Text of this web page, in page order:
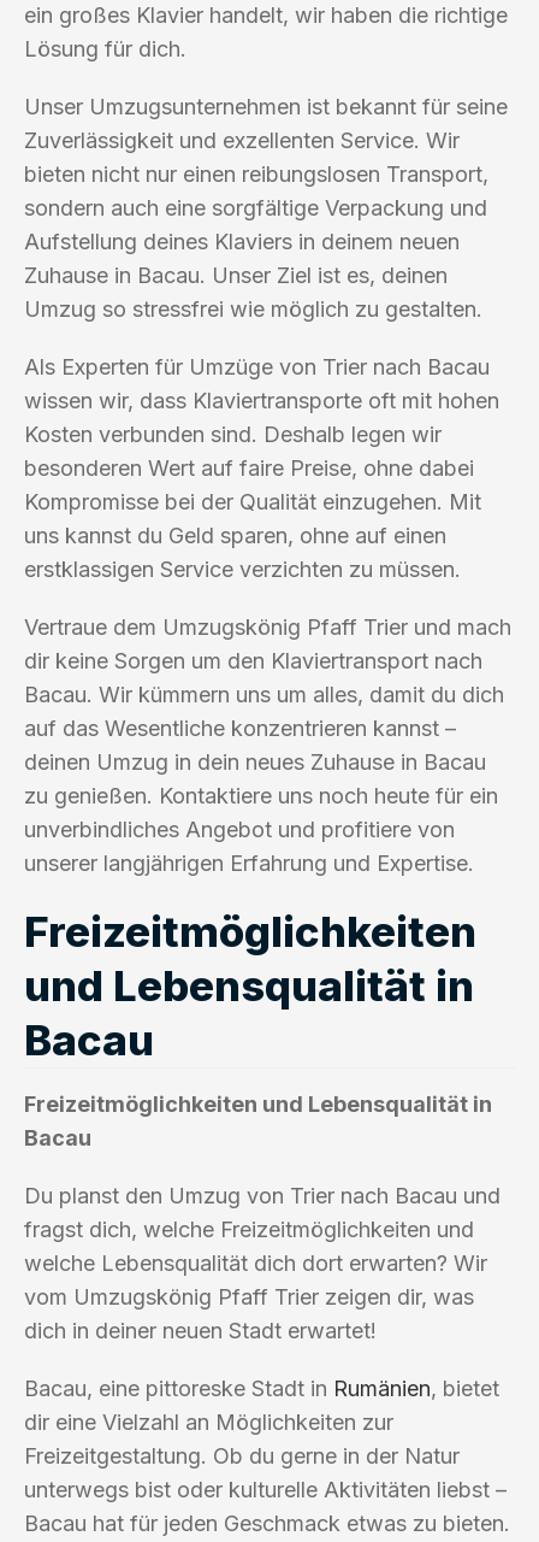
ein großes Klavier handelt, wir haben die richtige
Lösung für dich.
Unser Umzugsunternehmen ist bekannt für seine
Zuverlässigkeit und exzellenten Service. Wir
bieten nicht nur einen reibungslosen Transport,
sondern auch eine sorgfältige Verpackung und
Aufstellung deines Klaviers in deinem neuen
Zuhause in Bacau. Unser Ziel ist es, deinen
Umzug so stressfrei wie möglich zu gestalten.
Als Experten für Umzüge von Trier nach Bacau
wissen wir, dass Klaviertransporte oft mit hohen
Kosten verbunden sind. Deshalb legen wir
besonderen Wert auf faire Preise, ohne dabei
Kompromisse bei der Qualität einzugehen. Mit
uns kannst du Geld sparen, ohne auf einen
erstklassigen Service verzichten zu müssen.
Vertraue dem Umzugskönig Pfaff Trier und mach
dir keine Sorgen um den Klaviertransport nach
Bacau. Wir kümmern uns um alles, damit du dich
auf das Wesentliche konzentrieren kannst –
deinen Umzug in dein neues Zuhause in Bacau
zu genießen. Kontaktiere uns noch heute für ein
unverbindliches Angebot und profitiere von
unserer langjährigen Erfahrung und Expertise.
Freizeitmöglichkeiten
und Lebensqualität in
Bacau
Freizeitmöglichkeiten und Lebensqualität in
Bacau
Du planst den Umzug von Trier nach Bacau und
fragst dich, welche Freizeitmöglichkeiten und
welche Lebensqualität dich dort erwarten? Wir
vom Umzugskönig Pfaff Trier zeigen dir, was
dich in deiner neuen Stadt erwartet!
Bacau, eine pittoreske Stadt in Rumänien, bietet
dir eine Vielzahl an Möglichkeiten zur
Freizeitgestaltung. Ob du gerne in der Natur
unterwegs bist oder kulturelle Aktivitäten liebst –
Bacau hat für jeden Geschmack etwas zu bieten.